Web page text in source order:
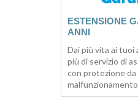
ESTENSIONE
ANNI
Dai più vita ai tuoi
più di servizio di
con protezione da